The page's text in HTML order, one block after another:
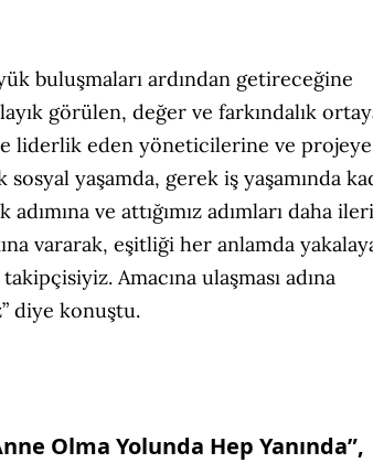
buluşmaları ardından getireceğine
görülen, değer ve farkındalık
liderlik eden yöneticilerine ve
yaşamda, gerek iş yaşamında
ve attığımız adımları daha
vararak, eşitliği her anlamda
Amacına ulaşması adına
diye konuştu.
Olma Yolunda Hep Yanında”,